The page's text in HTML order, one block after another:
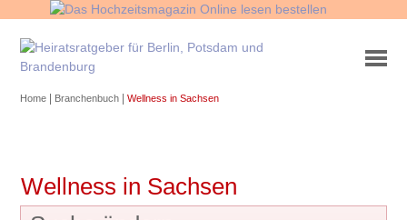
Home Branchenbuch |Wellness in Sachsen
Wellness in Sachsen